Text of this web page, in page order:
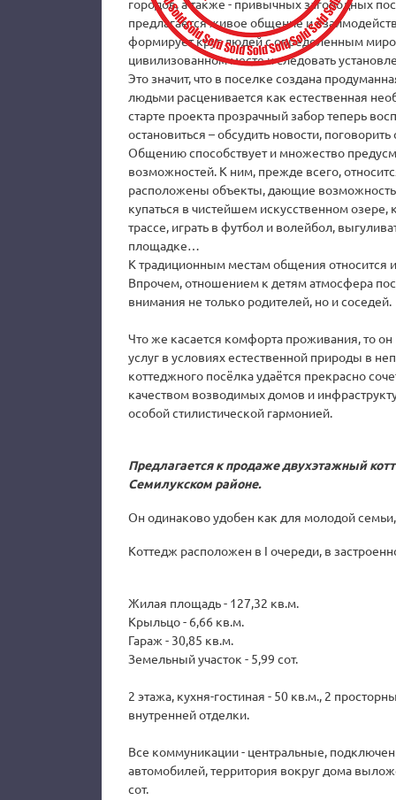
городов, а также - привычных загородных
предлагается живое общение и
формирует круг людей с определенным
цивилизованном месте и следовать
Это значит, что в поселке создана
людьми расценивается как естественная
старте проекта прозрачный забор теперь
остановиться – обсудить новости,
Общению способствует и множество
возможностей. К ним, прежде всего,
расположены объекты, дающие возможность
купаться в чистейшем искусственном озере,
трассе, играть в футбол и волейбол,
площадке…
К традиционным местам общения относится
Впрочем, отношением к детям атмосфера
внимания не только родителей, но и соседей.
Что же касается комфорта проживания, то
услуг в условиях естественной природы в
коттеджного посёлка удаётся прекрасно
качеством возводимых домов и
особой стилистической гармонией.
Предлагается к продаже двухэтажный
Семилукском районе.
Он одинаково удобен как для молодой
Коттедж расположен в I очереди, в
Жилая площадь - 127,32 кв.м.
Крыльцо - 6,66 кв.м.
Гараж - 30,85 кв.м.
Земельный участок - 5,99 сот.
2 этажа, кухня-гостиная - 50 кв.м., 2
внутренней отделки.
Все коммуникации - центральные,
автомобилей, территория вокруг дома
сот.